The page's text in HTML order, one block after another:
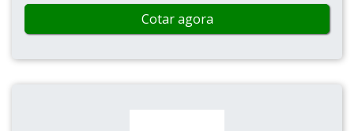
Cotar agora